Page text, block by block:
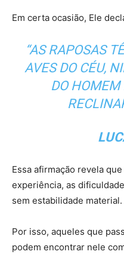
Em certa ocasião, Ele
“AS RAPOSAS
AVES DO CÉU,
DO HOMEM
Essa afirmação revela
experiência, as
sem estabilidade material.
Por isso, aqueles que
podem encontrar nele